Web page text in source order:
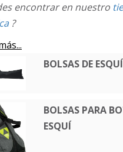
encontrar en nuestro
?
BOLSAS DE ESQUÍ
BOLSAS PARA
ESQUÍ